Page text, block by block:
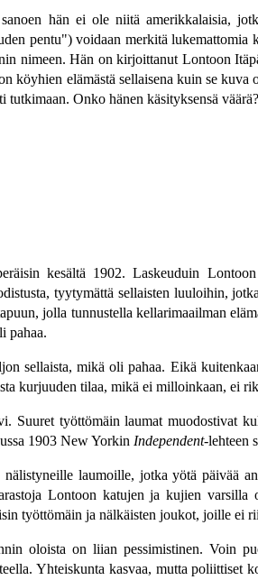
hän ei ole niitä amerikkalaisia,
pentu") voidaan merkitä
nimeen. Hän on kirjoittanut Lontoon
köyhien elämästä sellaisena kuin se
tutkimaan. Onko hänen käsityksensä
kesältä 1902. Laskeuduin
tyytymättä sellaisten luuloihin,
jolla tunnustella kellarimaailman
pahaa.
sellaista, mikä oli pahaa. Eikä
kurjuuden tilaa, mikä ei milloinkaan, ei
Suuret työttömäin laumat muodostivat
1903 New Yorkin Independent-lehteen
nälistyneille laumoille, jotka yötä päivää
Lontoon katujen ja kujien
työttömäin ja nälkäisten joukot, joille ei
oloista on liian pessimistinen. Voin
Yhteiskunta kasvaa, mutta poliittiset